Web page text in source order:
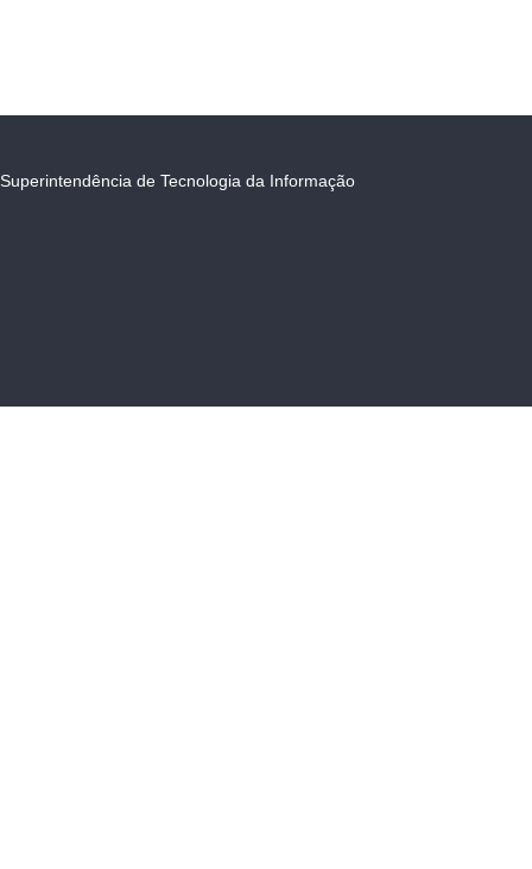
Superintendência de Tecnologia da Informação